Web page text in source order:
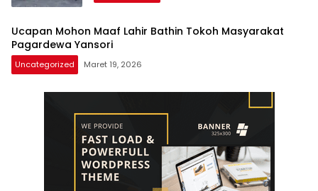
Ucapan Mohon Maaf Lahir Bathin Tokoh Masyarakat
Pagardewa Yansori
Uncategorized Maret 19, 2026